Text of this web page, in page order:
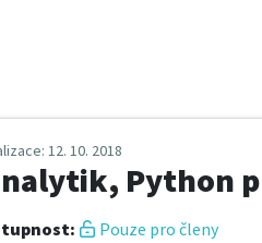
: 12. 10. 2018
Python
:
Pouze pro členy